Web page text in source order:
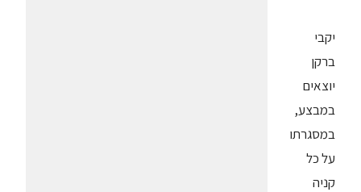
יקבי
ברקן
יוצאים
במבצע,
במסגרתו
על כל
קניה